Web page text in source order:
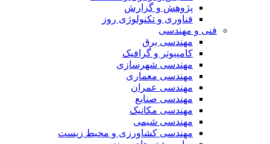
پژوهش و گزارش
فناوری و تکنولوژی روز
فنی و مهندسی
مهندسی برق
کامپیوتر و گرافیک
مهندسی شهرسازی
مهندسی معماری
مهندسی عمران
مهندسی صنایع
مهندسی مکانیک
مهندسی شیمی
مهندسی کشاورزی و محیط زیست